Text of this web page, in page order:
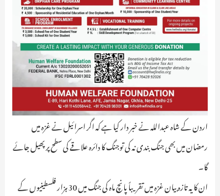
اردن کے شاہ عبداللہ نے خبر دار کیا ہے کہ اگر اسرائیل نے غزہ میں
رمضان میں بھی جنگ بندی نہ کی توجنگ کا دائرہ علاقے کی سطح پر پھیل جائے
گا۔
ان کا یہ تازہ بیان غزہ میں تقریباً پانچ ماہ کی جنگ میں 30 ہزار فلسطینیوں کے